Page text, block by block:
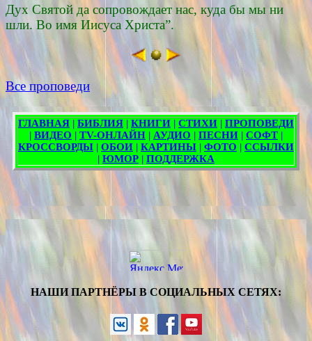
Дух Святой да сопровождает нас, куда бы мы ни
шли. Во имя Иисуса Христа”.
Все проповеди